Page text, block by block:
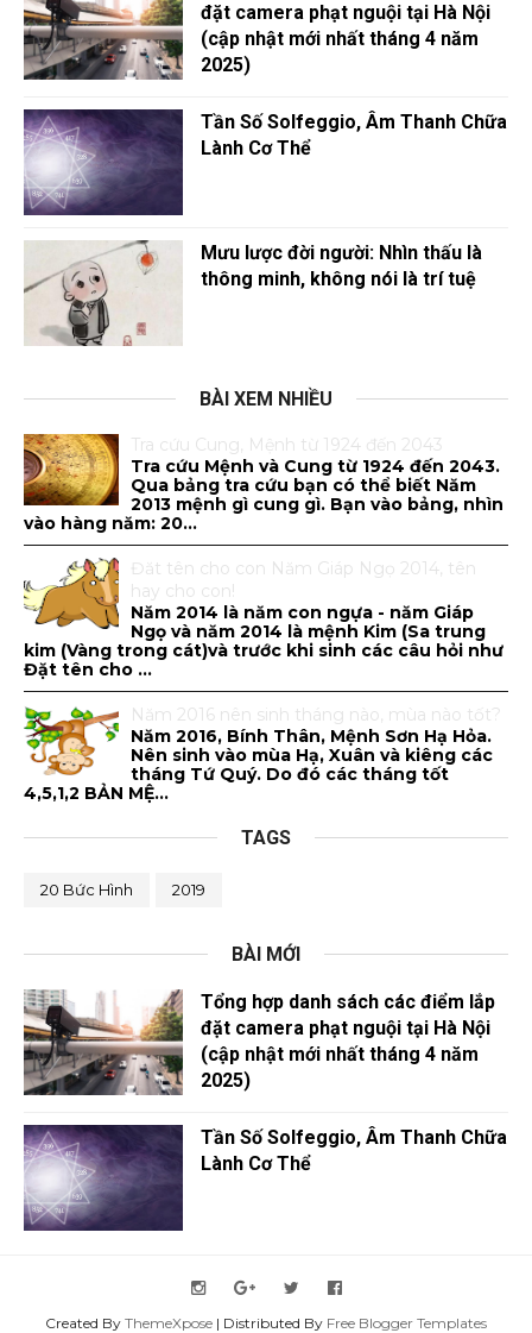
đặt camera phạt nguội tại Hà Nội
(cập nhật mới nhất tháng 4 năm
2025)
Tần Số Solfeggio, Âm Thanh Chữa
Lành Cơ Thể
Mưu lược đời người: Nhìn thấu là
thông minh, không nói là trí tuệ
BÀI XEM NHIỀU
Tra cứu Cung, Mệnh từ 1924 đến 2043
Tra cứu Mệnh và Cung từ 1924 đến 2043.
Qua bảng tra cứu bạn có thể biết Năm
2013 mệnh gì cung gì. Bạn vào bảng, nhìn
vào hàng năm: 20...
Đăt tên cho con Năm Giáp Ngọ 2014, tên
hay cho con!
Năm 2014 là năm con ngựa - năm Giáp
Ngọ và năm 2014 là mệnh Kim (Sa trung
kim (Vàng trong cát)và trước khi sinh các câu hỏi như
Đặt tên cho ...
Năm 2016 nên sinh tháng nào, mùa nào tốt?
Năm 2016, Bính Thân, Mệnh Sơn Hạ Hỏa.
Nên sinh vào mùa Hạ, Xuân và kiêng các
tháng Tứ Quý. Do đó các tháng tốt
4,5,1,2 BẢN MỆ...
TAGS
20 Bức Hình 2019
BÀI MỚI
Tổng hợp danh sách các điểm lắp
đặt camera phạt nguội tại Hà Nội
(cập nhật mới nhất tháng 4 năm
2025)
Tần Số Solfeggio, Âm Thanh Chữa
Lành Cơ Thể
Created By ThemeXpose | Distributed By Free Blogger Templates